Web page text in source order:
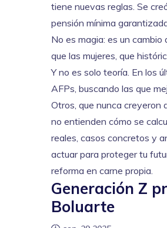
tiene nuevas reglas. Se
pensión mínima
No es magia: es un
que las mujeres, que
Y no es solo teoría. En los
AFPs, buscando las que
Otros, que nunca creyeron
no entienden cómo se
reales, casos concretos y
actuar para proteger tu
reforma en carne propia.
Generación Z
Boluarte